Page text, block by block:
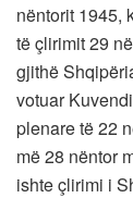
nëntorit 1945,
të çlirimit 29
gjithë
votuar
plenare të 22
më 28 nëntor
ishte çlirimi i